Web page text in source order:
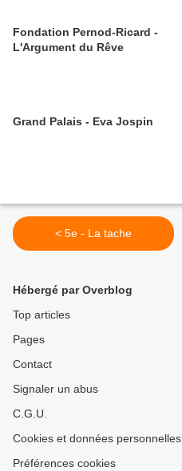
Fondation Pernod-Ricard -
L'Argument du Rêve
Grand Palais - Eva Jospin
< 5e - La tache
Hébergé par Overblog
Top articles
Pages
Contact
Signaler un abus
C.G.U.
Cookies et données personnelles
Préférences cookies